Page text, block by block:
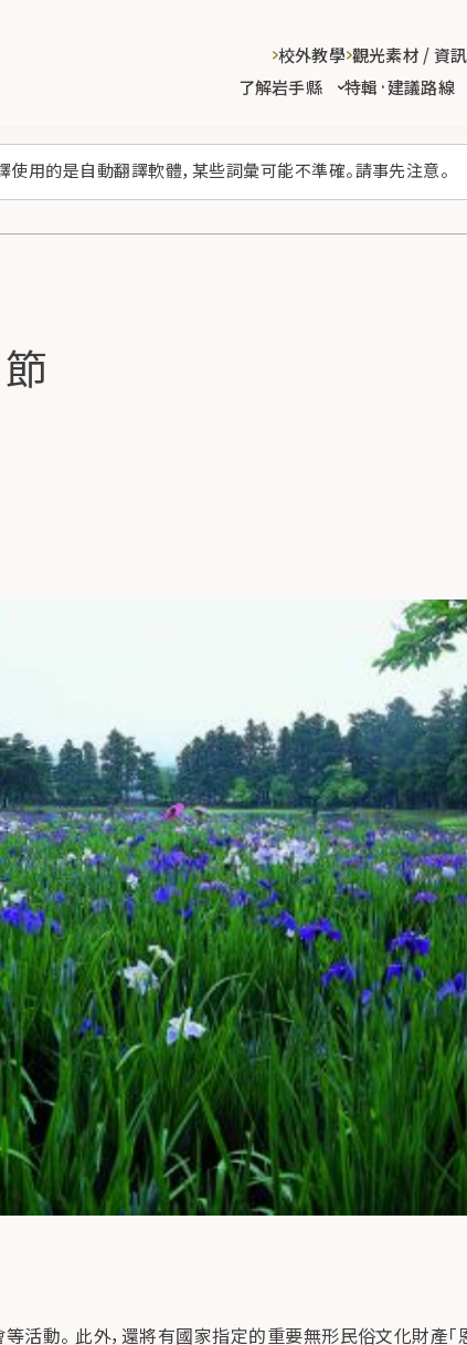
使用的是自動翻譯軟體，某些詞彙可能不準確。請事先注意。
了解岩手縣 特輯·建議路線
校外教學 觀光素材 / 資訊
活動。 此外，還將有國家指定的重要無形民俗文化財產